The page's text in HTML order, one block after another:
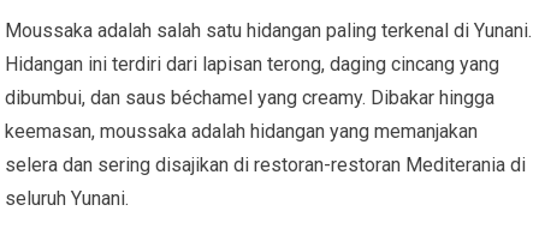
Moussaka adalah salah satu hidangan paling terkenal di Yunani.
Hidangan ini terdiri dari lapisan terong, daging cincang yang
dibumbui, dan saus béchamel yang creamy. Dibakar hingga
keemasan, moussaka adalah hidangan yang memanjakan
selera dan sering disajikan di restoran-restoran Mediterania di
seluruh Yunani.